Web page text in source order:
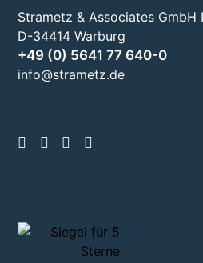
Strametz & Associates GmbH
D-34414 Warburg
+49 (0) 5641 77 640-0
info@strametz.de